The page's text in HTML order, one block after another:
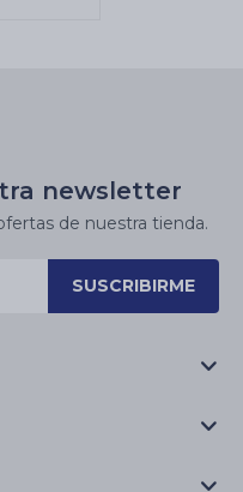
newsletter
de nuestra tienda.
SUSCRIBIRME